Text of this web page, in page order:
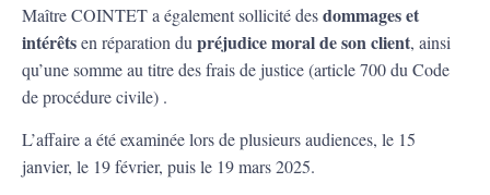
Maître COINTET a également sollicité desdommages et
intérêtsen réparation du préjudice moral de son client, ainsi
qu’une somme au titre des frais de justice (article 700 du Code
de procédure civile) .
L’affaire a été examinée lors de plusieurs audiences, le 15
janvier, le 19 février, puis le 19 mars 2025.